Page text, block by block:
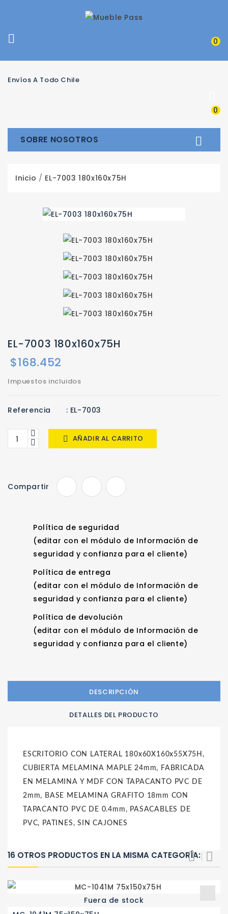
 0
Envíos A Todo Chile
0
SOBRE NOSOTROS 
Inicio EL-7003 180x160x75H
EL-7003 180x160x75H
$168.452
Impuestos incluidos
Referencia : EL-7003
 AÑADIR AL CARRITO
Compartir
Política de seguridad
(editar con el módulo de Información de
seguridad y confianza para el cliente)
Política de entrega
(editar con el módulo de Información de
seguridad y confianza para el cliente)
Política de devolución
(editar con el módulo de Información de
seguridad y confianza para el cliente)
DESCRIPCIÓN
DETALLES DEL PRODUCTO
ESCRITORIO CON LATERAL 180x60X160x55X75H,
CUBIERTA MELAMINA MAPLE 24mm, FABRICADA
EN MELAMINA Y MDF CON TAPACANTO PVC DE
2mm, BASE MELAMINA GRAFITO 18mm CON
TAPACANTO PVC DE 0.4mm, PASACABLES DE
PVC, PATINES, SIN CAJONES
16 OTROS PRODUCTOS EN LA MISMA CATEGORÍA:
Fuera de stock